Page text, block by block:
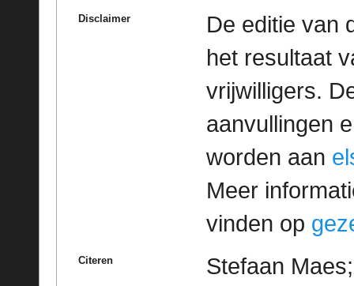
Disclaimer
De editie van
het resultaat
vrijwilligers.
aanvullingen
worden aan
Meer
vinden op
Citeren
Stefaan